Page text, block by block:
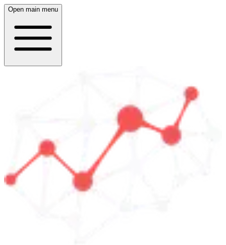
Open main menu